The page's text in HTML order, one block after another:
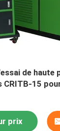
de haute
CRITB-15
prix